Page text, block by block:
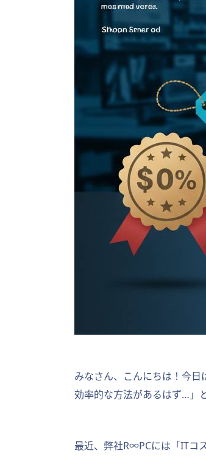
みなさん、こんにちは！今
効率的な方法があるはず…」
最近、弊社R∞PCには「ITコ